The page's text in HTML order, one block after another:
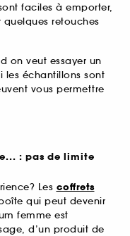
faciles à emporter,
quelques retouches
on veut essayer un
les échantillons sont
vous permettre
: pas de limite
Les coffrets
qui peut devenir
femme est
d’un produit de